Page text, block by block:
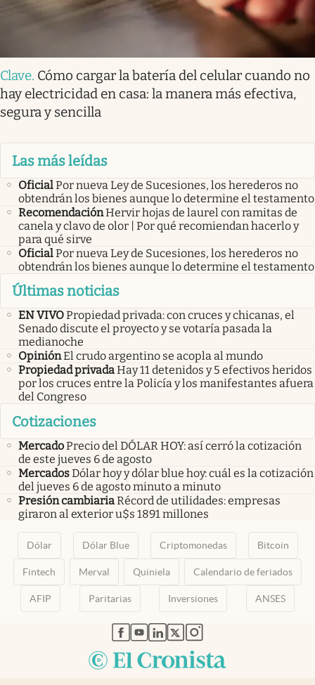
Clave. Cómo cargar la batería del celular cuando no
hay electricidad en casa: la manera más efectiva,
segura y sencilla
Las más leídas
OficialPor nueva Ley de Sucesiones, los herederos no
obtendrán los bienes aunque lo determine el testamento
RecomendaciónHervir hojas de laurel con ramitas de
canela y clavo de olor | Por qué recomiendan hacerlo y
para qué sirve
OficialPor nueva Ley de Sucesiones, los herederos no
obtendrán los bienes aunque lo determine el testamento
Últimas noticias
EN VIVOPropiedad privada: con cruces y chicanas, el
Senado discute el proyecto y se votaría pasada la
medianoche
OpiniónEl crudo argentino se acopla al mundo
Propiedad privadaHay 11 detenidos y 5 efectivos heridos
por los cruces entre la Policía y los manifestantes afuera
del Congreso
Cotizaciones
MercadoPrecio del DÓLAR HOY: así cerró la cotización
de este jueves 6 de agosto
MercadosDólar hoy y dólar blue hoy: cuál es la cotización
del jueves 6 de agosto minuto a minuto
Presión cambiariaRécord de utilidades: empresas
giraron al exterior u$s 1891 millones
Dólar Dólar Blue Criptomonedas Bitcoin
Fintech Merval Quiniela Calendario de feriados
AFIP Paritarias Inversiones ANSES
abre en nueva pestaña
abre en nueva pestaña
abre en nueva pestaña
abre en nueva pestaña
abre en nueva pestaña